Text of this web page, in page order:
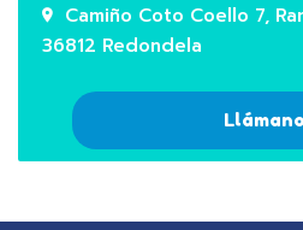
Camiño Coto Coello 7,
36812 Redondela